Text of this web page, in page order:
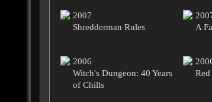
2007
Shredderman Rules
A
2006
Witch's Dungeon: 40 Years
of Chills